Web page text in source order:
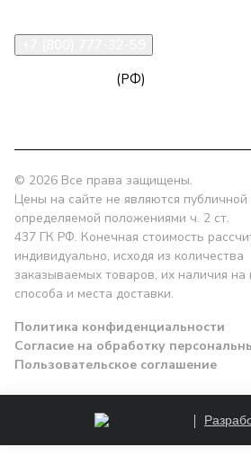
Заказать
(РФ)
© 2026 Все права защищены.
Цены на сайте не являются
определяемой положениями ч. 2 ст.
437 ГК РФ. Конечная стоимость
индивидуально, исходя из количества
заказываемых товаров, их наличия на
способа и места доставки.
Политика конфиденциальности
Согласие на обработку
Пользовательское соглашение